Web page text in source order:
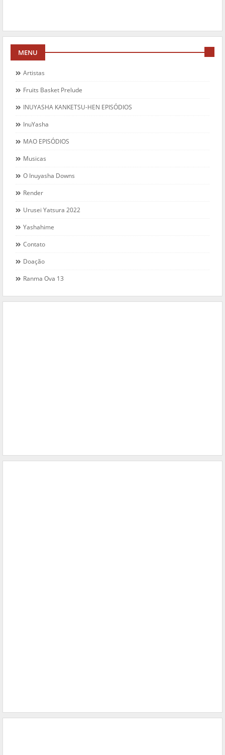
MENU
Artistas
Fruits Basket Prelude
INUYASHA KANKETSU-HEN EPISÓDIOS
InuYasha
MAO EPISÓDIOS
Musicas
O Inuyasha Downs
Render
Urusei Yatsura 2022
Yashahime
Contato
Doação
Ranma Ova 13